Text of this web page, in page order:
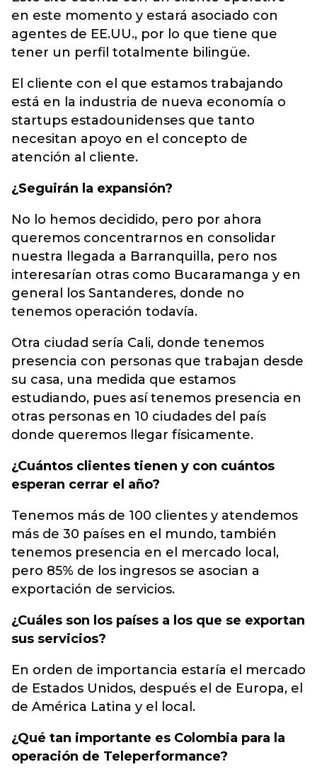
en este momento y estará asociado con
agentes de EE.UU., por lo que tiene que
tener un perfil totalmente bilingüe.
El cliente con el que estamos trabajando
está en la industria de nueva economía o
startups estadounidenses que tanto
necesitan apoyo en el concepto de
atención al cliente.
¿Seguirán la expansión?
No lo hemos decidido, pero por ahora
queremos concentrarnos en consolidar
nuestra llegada a Barranquilla, pero nos
interesarían otras como Bucaramanga y en
general los Santanderes, donde no
tenemos operación todavía.
Otra ciudad sería Cali, donde tenemos
presencia con personas que trabajan desde
su casa, una medida que estamos
estudiando, pues así tenemos presencia en
otras personas en 10 ciudades del país
donde queremos llegar físicamente.
¿Cuántos clientes tienen y con cuántos
esperan cerrar el año?
Tenemos más de 100 clientes y atendemos
más de 30 países en el mundo, también
tenemos presencia en el mercado local,
pero 85% de los ingresos se asocian a
exportación de servicios.
¿Cuáles son los países a los que se exportan
sus servicios?
En orden de importancia estaría el mercado
de Estados Unidos, después el de Europa, el
de América Latina y el local.
¿Qué tan importante es Colombia para la
operación de Teleperformance?